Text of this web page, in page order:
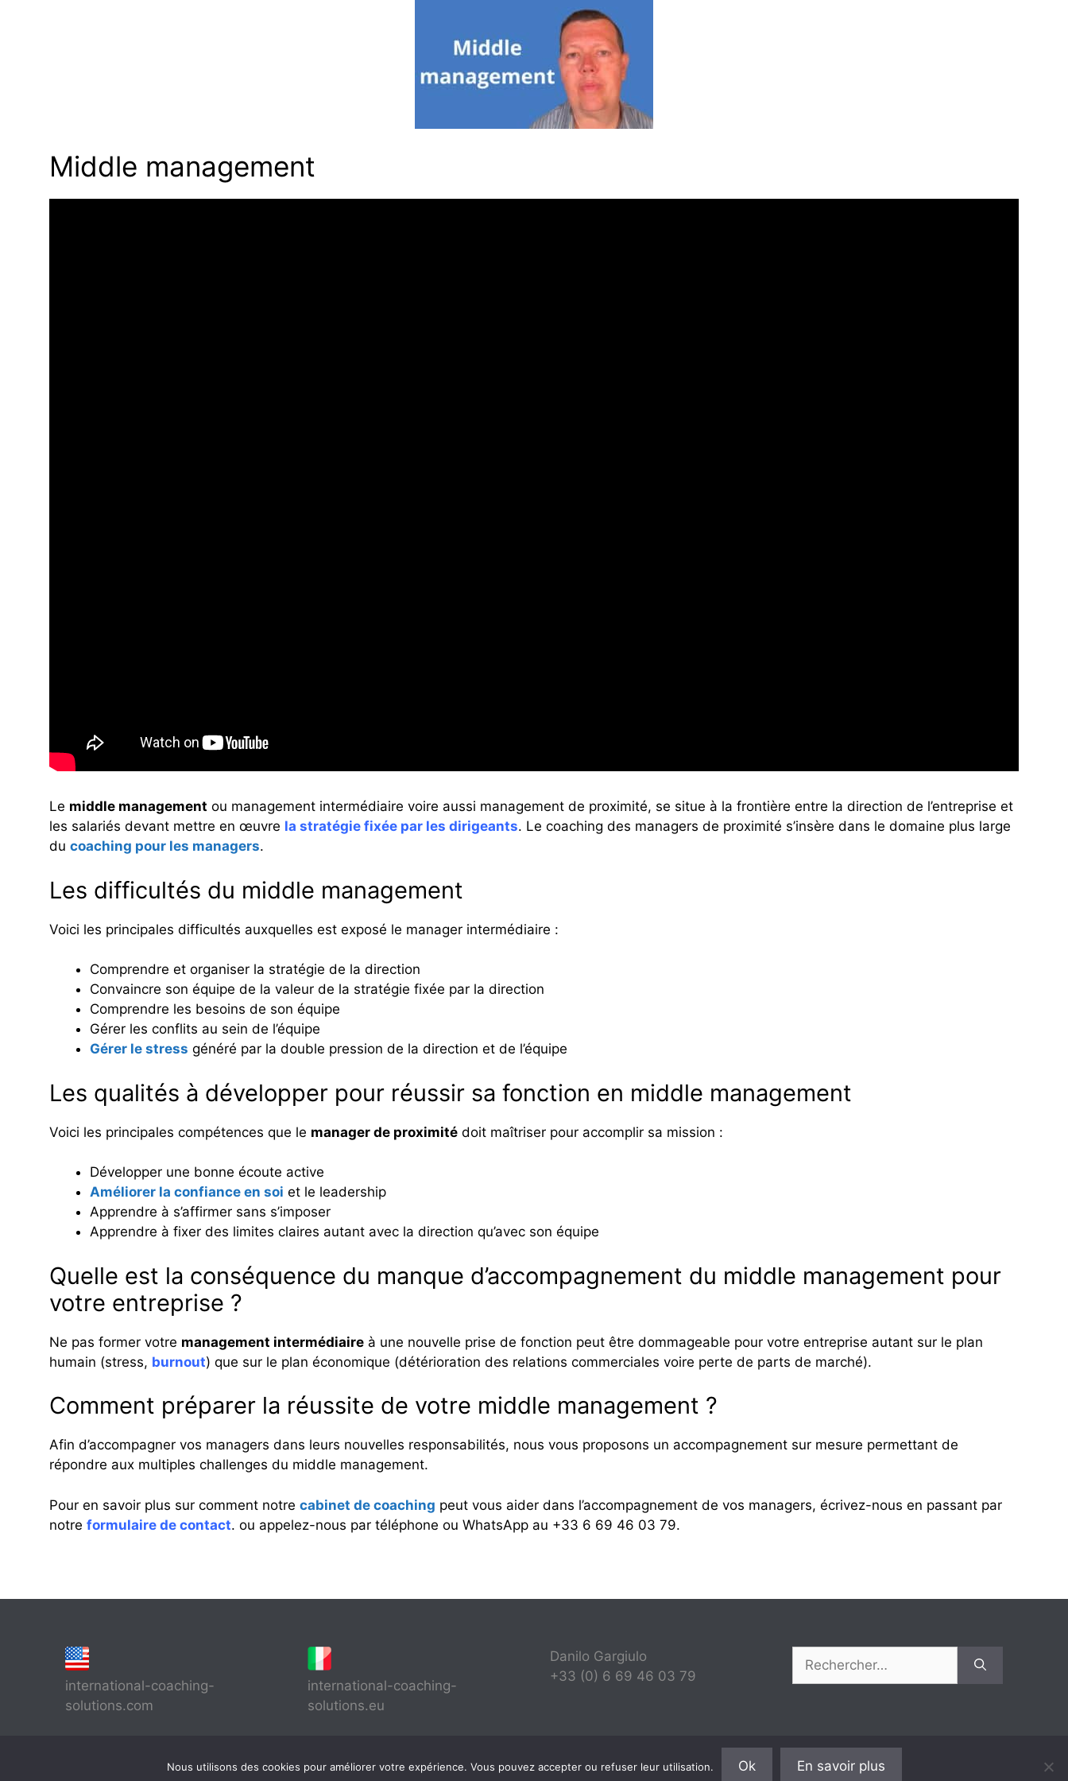
Middle management
Le middle management ou management intermédiaire voire aussi management de proximité, se situe à la frontière entre la direction de l’entreprise et
les salariés devant mettre en œuvre la stratégie fixée par les dirigeants. Le coaching des managers de proximité s’insère dans le domaine plus large
du coaching pour les managers.
Les difficultés du middle management
Voici les principales difficultés auxquelles est exposé le manager intermédiaire :
Comprendre et organiser la stratégie de la direction
Convaincre son équipe de la valeur de la stratégie fixée par la direction
Comprendre les besoins de son équipe
Gérer les conflits au sein de l’équipe
Gérer le stress généré par la double pression de la direction et de l’équipe
Les qualités à développer pour réussir sa fonction en middle management
Voici les principales compétences que le manager de proximité doit maîtriser pour accomplir sa mission :
Développer une bonne écoute active
Améliorer la confiance en soi et le leadership
Apprendre à s’affirmer sans s’imposer
Apprendre à fixer des limites claires autant avec la direction qu’avec son équipe
Quelle est la conséquence du manque d’accompagnement du middle management pour
votre entreprise ?
Ne pas former votre management intermédiaire à une nouvelle prise de fonction peut être dommageable pour votre entreprise autant sur le plan
humain (stress, burnout) que sur le plan économique (détérioration des relations commerciales voire perte de parts de marché).
Comment préparer la réussite de votre middle management ?
Afin d’accompagner vos managers dans leurs nouvelles responsabilités, nous vous proposons un accompagnement sur mesure permettant de
répondre aux multiples challenges du middle management.
Pour en savoir plus sur comment notre cabinet de coaching peut vous aider dans l’accompagnement de vos managers, écrivez-nous en passant par
notre formulaire de contact. ou appelez-nous par téléphone ou WhatsApp au +33 6 69 46 03 79.
international-coaching-
solutions.com
international-coaching-
solutions.eu
Danilo Gargiulo
+33 (0) 6 69 46 03 79
Nous utilisons des cookies pour améliorer votre expérience. Vous pouvez accepter ou refuser leur utilisation. Ok En savoir plus